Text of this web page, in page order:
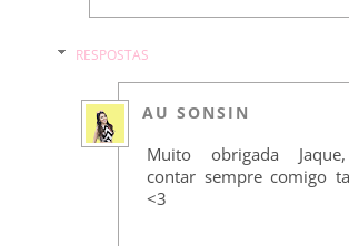
RESPOSTAS
AU SONSIN
Muito obrigada
contar sempre comigo
<3